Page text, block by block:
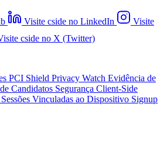
Visite cside no LinkedIn
Visite
cside no X (Twitter)
PCI Shield Privacy Watch Evidência de
Candidatos Segurança Client-Side
Sessões Vinculadas ao Dispositivo Signup